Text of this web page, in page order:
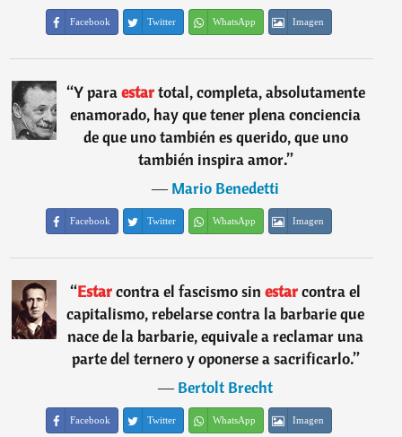
Facebook Twitter WhatsApp Imagen
“Y paraestartotal, completa, absolutamente
enamorado, hay que tener plena conciencia
de que uno también es querido, que uno
también inspira amor.”
―Mario Benedetti
Facebook Twitter WhatsApp Imagen
“Estarcontra el fascismo sin estarcontra el
capitalismo, rebelarse contra la barbarie que
nace de la barbarie, equivale a reclamar una
parte del ternero y oponerse a sacrificarlo.”
―Bertolt Brecht
Facebook Twitter WhatsApp Imagen